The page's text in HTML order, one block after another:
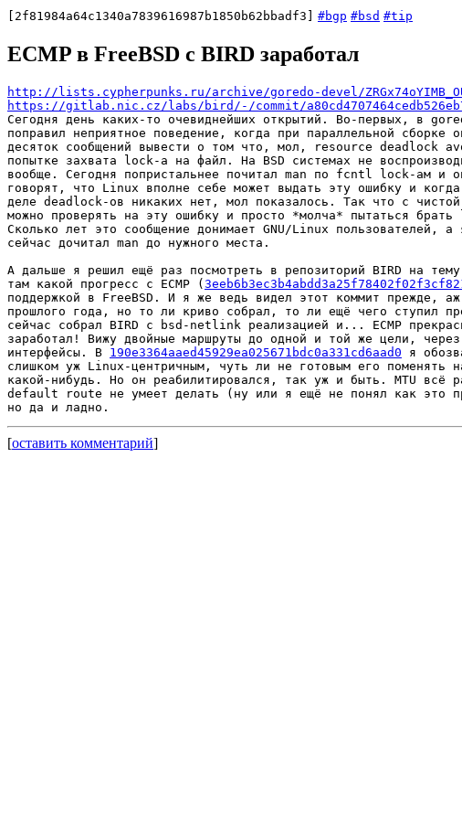
[2f81984a64c1340a7839616987b1850b62bbadf3] #bgp #bsd #tip
ECMP в FreeBSD с BIRD заработал
http://lists.cypherpunks.ru/archive/goredo-devel/
https://gitlab.nic.cz/labs/bird/-/commit/
Сегодня день каких-то очевиднейших открытий. Во-первых, в
поправил неприятное поведение, когда при параллельной сборке
десяток сообщений вывести о том что, мол, resource deadlock
попытке захвата lock-а на файл. На BSD системах не
вообще. Сегодня попристальнее почитал man по fcntl lock-ам и
говорят, что Linux вполне себе может выдать эту ошибку и
деле deadlock-ов никаких нет, мол показалось. Так что с чистой
можно проверять на эту ошибку и просто *молча* пытаться
Сколько лет это сообщение донимает GNU/Linux пользователей, а
сейчас дочитал man до нужного места.
А дальше я решил ещё раз посмотреть в репозиторий BIRD на
там какой прогресс с ECMP (
поддержкой в FreeBSD. И я же ведь видел этот коммит прежде, аж
прошлого года, но то ли криво собрал, то ли ещё чего ступил
сейчас собрал BIRD с bsd-netlink реализацией и... ECMP
заработал! Вижу двойные маршруты до одной и той же цели, через
интерфейсы. В 190e3364aaed45929ea025671bdc0a331cd6aad0 я
слишком уж Linux-центричным, чуть ли не готовым его поменять
какой-нибудь. Но он реабилитировался, так уж и быть. MTU всё
default route не умеет делать (ну или я ещё не понял как это
[оставить комментарий]